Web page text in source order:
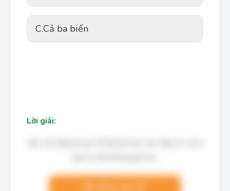
C.Cả ba biển
Lời giải: